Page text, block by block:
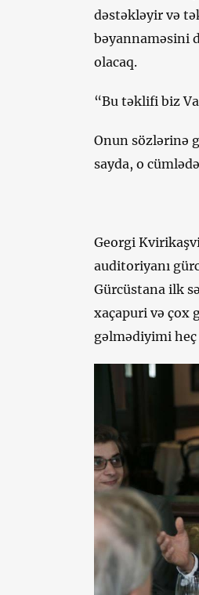
dəstəkləyir və
bəyannaməsini
olacaq.
“Bu təklifi biz
Onun sözlərinə
sayda, o
Georgi
auditoriyanı
Gürcüstana ilk
xaçapuri və çox
gəlmədiyimi